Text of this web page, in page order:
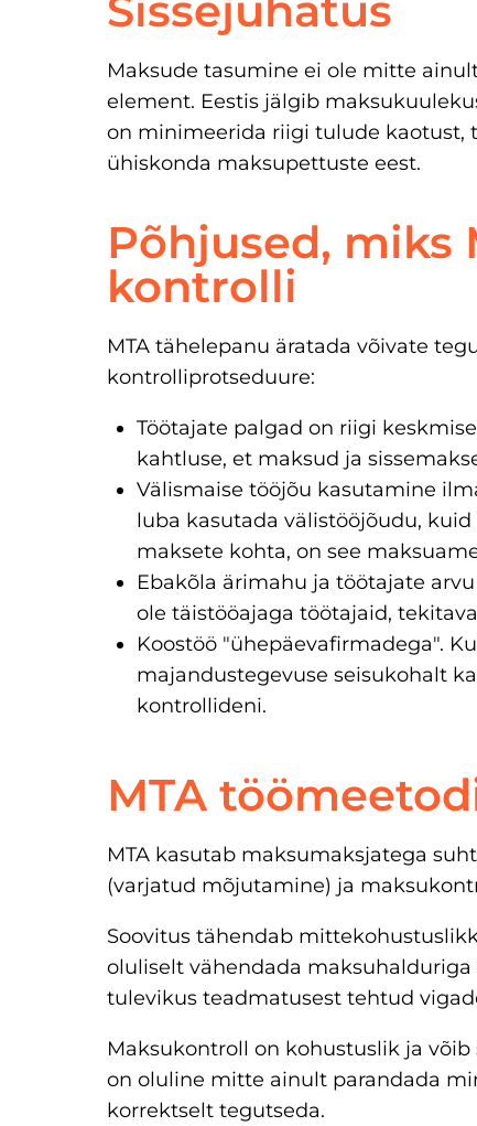
Maksude tasumine ei ole mitte
element. Eestis jälgib
on minimeerida riigi tulude kaotust,
ühiskonda maksupettuste eest.
Põhjused, miks
kontrolli
MTA tähelepanu äratada võivate
kontrolliprotseduure:
Töötajate palgad on riigi
kahtluse, et maksud ja
Välismaise tööjõu kasutamine
luba kasutada välistööjõudu,
maksete kohta, on see
Ebakõla ärimahu ja töötajate
ole täistööajaga töötajaid,
Koostöö "ühepäevafirmadega".
majandustegevuse seisukohalt
kontrollideni.
MTA
MTA kasutab maksumaksjatega
(varjatud mõjutamine) ja
Soovitus tähendab
oluliselt vähendada
tulevikus teadmatusest tehtud
Maksukontroll on kohustuslik ja
on oluline mitte ainult parandada
korrektselt tegutseda.